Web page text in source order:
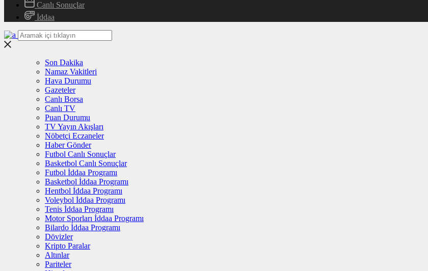
Canlı Sonuçlar
İddaa
Son Dakika
Namaz Vakitleri
Hava Durumu
Gazeteler
Canlı Borsa
Canlı TV
Puan Durumu
TV Yayın Akışları
Nöbetçi Eczaneler
Haber Gönder
Futbol Canlı Sonuçlar
Basketbol Canlı Sonuçlar
Futbol İddaa Programı
Basketbol İddaa Programı
Hentbol İddaa Programı
Voleybol İddaa Programı
Tenis İddaa Programı
Motor Sporları İddaa Programı
Bilardo İddaa Programı
Dövizler
Kripto Paralar
Altınlar
Pariteler